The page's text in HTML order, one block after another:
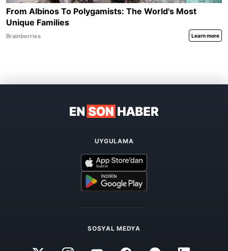
UYGULAMA
SOSYAL MEDYA